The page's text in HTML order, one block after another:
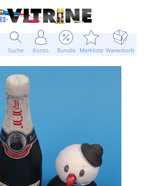
Suche Konto Bundle Merkliste Warenkorb